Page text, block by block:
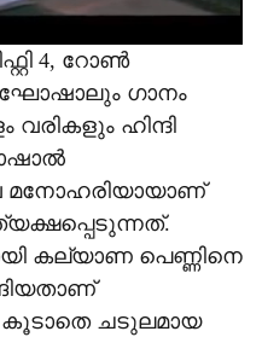
4, റോൺ
ഘോഷാലും ഗാനം
ഹിന്ദി
മനോഹരിയായാണ്
കല്യാണ പെണ്ണിനെ
ചടുലമായ